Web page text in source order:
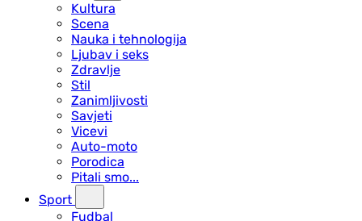
Kultura
Scena
Nauka i tehnologija
Ljubav i seks
Zdravlje
Stil
Zanimljivosti
Savjeti
Vicevi
Auto-moto
Porodica
Pitali smo...
Sport
Fudbal